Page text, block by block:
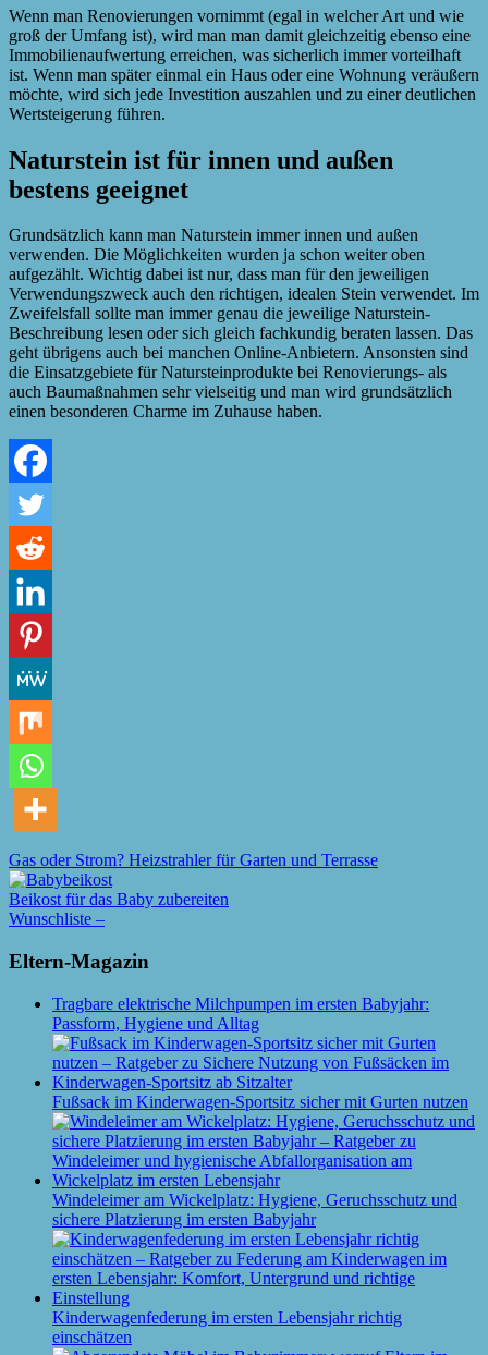
Wenn man Renovierungen vornimmt (egal in welcher Art und wie
groß der Umfang ist), wird man man damit gleichzeitig ebenso eine
Immobilienaufwertung erreichen, was sicherlich immer vorteilhaft
ist. Wenn man später einmal ein Haus oder eine Wohnung veräußern
möchte, wird sich jede Investition auszahlen und zu einer deutlichen
Wertsteigerung führen.
Naturstein ist für innen und außen
bestens geeignet
Grundsätzlich kann man Naturstein immer innen und außen
verwenden. Die Möglichkeiten wurden ja schon weiter oben
aufgezählt. Wichtig dabei ist nur, dass man für den jeweiligen
Verwendungszweck auch den richtigen, idealen Stein verwendet. Im
Zweifelsfall sollte man immer genau die jeweilige Naturstein-
Beschreibung lesen oder sich gleich fachkundig beraten lassen. Das
geht übrigens auch bei manchen Online-Anbietern. Ansonsten sind
die Einsatzgebiete für Natursteinprodukte bei Renovierungs- als
auch Baumaßnahmen sehr vielseitig und man wird grundsätzlich
einen besonderen Charme im Zuhause haben.
Gas oder Strom? Heizstrahler für Garten und Terrasse
Beikost für das Baby zubereiten
Wunschliste –
Eltern-Magazin
Tragbare elektrische Milchpumpen im ersten Babyjahr:
Passform, Hygiene und Alltag
Fußsack im Kinderwagen-Sportsitz sicher mit Gurten nutzen
Windeleimer am Wickelplatz: Hygiene, Geruchsschutz und
sichere Platzierung im ersten Babyjahr
Kinderwagenfederung im ersten Lebensjahr richtig
einschätzen